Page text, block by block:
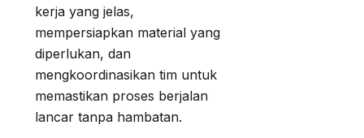
kerja yang jelas,
mempersiapkan material yang
diperlukan, dan
mengkoordinasikan tim untuk
memastikan proses berjalan
lancar tanpa hambatan.